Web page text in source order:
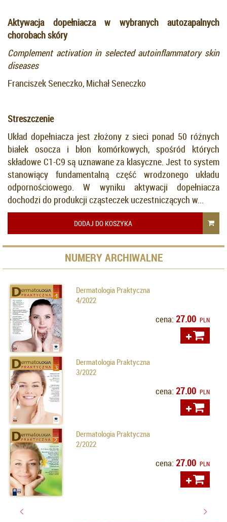
Aktywacja dopełniacza w wybranych autozapalnych
chorobach skóry
Complement activation in selected autoinflammatory skin
diseases
Franciszek Seneczko, Michał Seneczko
Streszczenie
Układ dopełniacza jest złożony z sieci ponad 50 różnych
białek osocza i błon komórkowych, spośród których
składowe C1-C9 są uznawane za klasyczne. Jest to system
stanowiący fundamentalną część wrodzonego układu
odpornościowego. W wyniku aktywacji dopełniacza
dochodzi do produkcji cząsteczek uczestniczących w...
DODAJ DO KOSZYKA
NUMERY ARCHIWALNE
Dermatologia Praktyczna
4/2022
cena: 27.00 PLN
Dermatologia Praktyczna
3/2022
cena: 27.00 PLN
Dermatologia Praktyczna
2/2022
cena: 27.00 PLN